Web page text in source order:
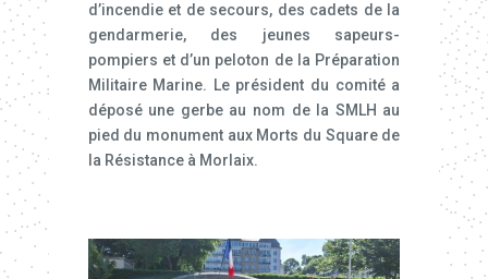
d’incendie et de secours, des cadets de la
gendarmerie, des jeunes sapeurs-
pompiers et d’un peloton de la Préparation
Militaire Marine. Le président du comité a
déposé une gerbe au nom de la SMLH au
pied du monument aux Morts du Square de
la Résistance à Morlaix.